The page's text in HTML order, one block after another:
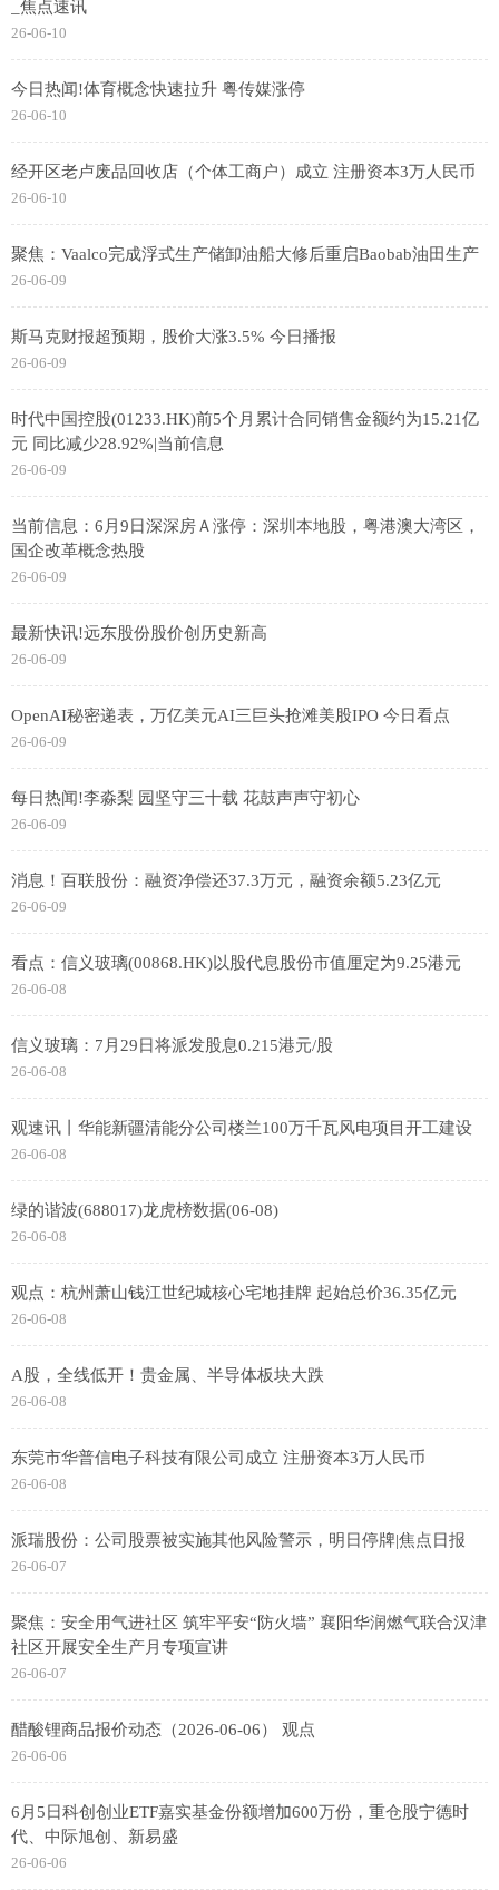
_焦点速讯
26-06-10
今日热闻!体育概念快速拉升 粤传媒涨停
26-06-10
经开区老卢废品回收店（个体工商户）成立 注册资本3万人民币
26-06-10
聚焦：Vaalco完成浮式生产储卸油船大修后重启Baobab油田生产
26-06-09
斯马克财报超预期，股价大涨3.5% 今日播报
26-06-09
时代中国控股(01233.HK)前5个月累计合同销售金额约为15.21亿
元 同比减少28.92%|当前信息
26-06-09
当前信息：6月9日深深房Ａ涨停：深圳本地股，粤港澳大湾区，
国企改革概念热股
26-06-09
最新快讯!远东股份股价创历史新高
26-06-09
OpenAI秘密递表，万亿美元AI三巨头抢滩美股IPO 今日看点
26-06-09
每日热闻!李淼梨 园坚守三十载 花鼓声声守初心
26-06-09
消息！百联股份：融资净偿还37.3万元，融资余额5.23亿元
26-06-09
看点：信义玻璃(00868.HK)以股代息股份市值厘定为9.25港元
26-06-08
信义玻璃：7月29日将派发股息0.215港元/股
26-06-08
观速讯丨华能新疆清能分公司楼兰100万千瓦风电项目开工建设
26-06-08
绿的谐波(688017)龙虎榜数据(06-08)
26-06-08
观点：杭州萧山钱江世纪城核心宅地挂牌 起始总价36.35亿元
26-06-08
A股，全线低开！贵金属、半导体板块大跌
26-06-08
东莞市华普信电子科技有限公司成立 注册资本3万人民币
26-06-08
派瑞股份：公司股票被实施其他风险警示，明日停牌|焦点日报
26-06-07
聚焦：安全用气进社区 筑牢平安“防火墙” 襄阳华润燃气联合汉津
社区开展安全生产月专项宣讲
26-06-07
醋酸锂商品报价动态（2026-06-06） 观点
26-06-06
6月5日科创创业ETF嘉实基金份额增加600万份，重仓股宁德时
代、中际旭创、新易盛
26-06-06